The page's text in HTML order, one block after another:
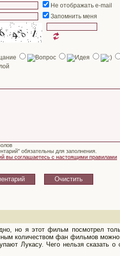
Не отображать e-mail
Запомнить меня
обязательны для заполнения.
вы соглашаетесь с настоящими правилами
но я этот фильм посмотрел
количеством фан фильмов можно
Лукасу. Чего нельзя сказать